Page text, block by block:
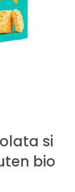
si
bio